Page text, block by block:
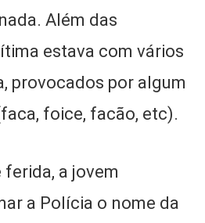
Além das
estava com vários
provocados por algum
foice, facão, etc).
a jovem
a Polícia o nome da